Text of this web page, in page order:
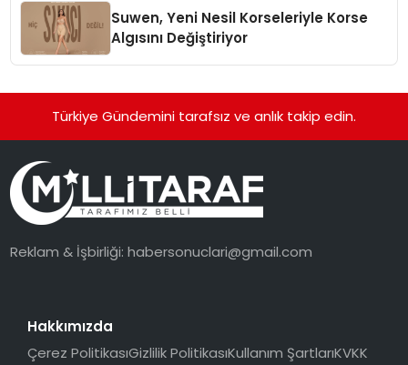
Suwen, Yeni Nesil Korseleriyle Korse
Algısını Değiştiriyor
Türkiye Gündemini tarafsız ve anlık takip edin.
Reklam & İşbirliği:habersonuclari@gmail.com
Hakkımızda
Çerez PolitikasıGizlilik PolitikasıKullanım ŞartlarıKVKK